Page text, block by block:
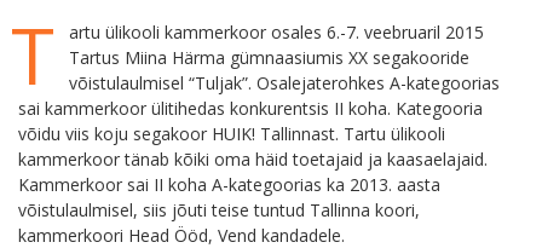
T
artu ülikooli kammerkoor osales 6.-7. veebruaril 2015
Tartus Miina Härma gümnaasiumis XX segakooride
võistulaulmisel “Tuljak”. Osalejaterohkes A-kategoorias
sai kammerkoor ülitihedas konkurentsis II koha. Kategooria
võidu viis koju segakoor HUIK! Tallinnast. Tartu ülikooli
kammerkoor tänab kõiki oma häid toetajaid ja kaasaelajaid.
Kammerkoor sai II koha A-kategoorias ka 2013. aasta
võistulaulmisel, siis jõuti teise tuntud Tallinna koori,
kammerkoori Head Ööd, Vend kandadele.